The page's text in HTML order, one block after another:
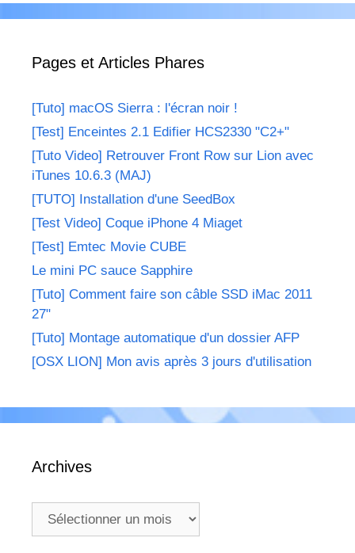
Pages et Articles Phares
[Tuto] macOS Sierra : l'écran noir !
[Test] Enceintes 2.1 Edifier HCS2330 "C2+"
[Tuto Video] Retrouver Front Row sur Lion avec
iTunes 10.6.3 (MAJ)
[TUTO] Installation d'une SeedBox
[Test Video] Coque iPhone 4 Miaget
[Test] Emtec Movie CUBE
Le mini PC sauce Sapphire
[Tuto] Comment faire son câble SSD iMac 2011
27"
[Tuto] Montage automatique d'un dossier AFP
[OSX LION] Mon avis après 3 jours d'utilisation
Archives
Archives